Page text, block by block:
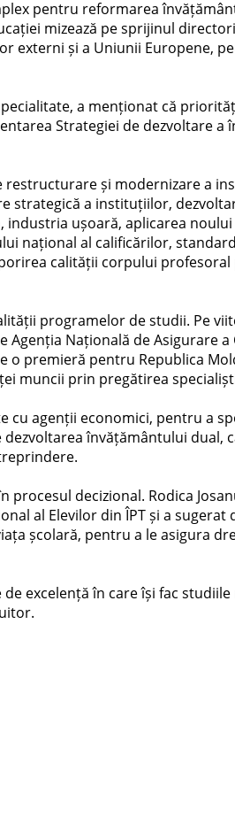
pentru reformarea
mizează pe sprijinul
externi și a Uniunii Europene,
a menționat că
Strategiei de dezvoltare a
restructurare și modernizare a
strategică a instituțiilor,
ușoară, aplicarea
național al calificărilor,
calității corpului
programelor de studii. Pe
Națională de Asigurare a
premieră pentru Republica
muncii prin pregătirea
cu agenții economici, pentru a
învățământului dual,
decizional. Rodica
al Elevilor din ÎPT și a
școlară, pentru a le asigura
excelență în care își fac